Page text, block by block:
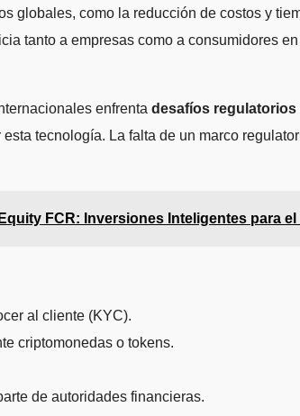
globales, como la reducción de costos y
tanto a empresas como a consumidores
enfrenta desafíos
tecnología. La falta de un marco
FCR: Inversiones Inteligentes para
al cliente (KYC).
criptomonedas o tokens.
de autoridades financieras.